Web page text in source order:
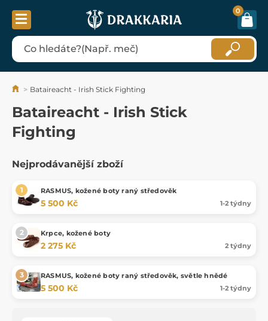
0
Bataireacht - Irish Stick Fighting
Bataireacht - Irish Stick
Fighting
Nejprodávanější zboží
RASMUS, kožené boty raný středověk
5 500 Kč 1-2 týdny
Krpce, kožené boty
2 275 Kč 2 týdny
RASMUS, kožené boty raný středověk, světle hnědé
5 500 Kč 1-2 týdny